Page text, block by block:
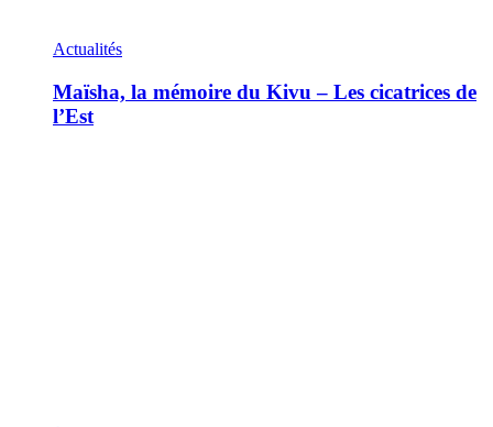
Actualités
Maïsha, la mémoire du Kivu – Les cicatrices de
l’Est